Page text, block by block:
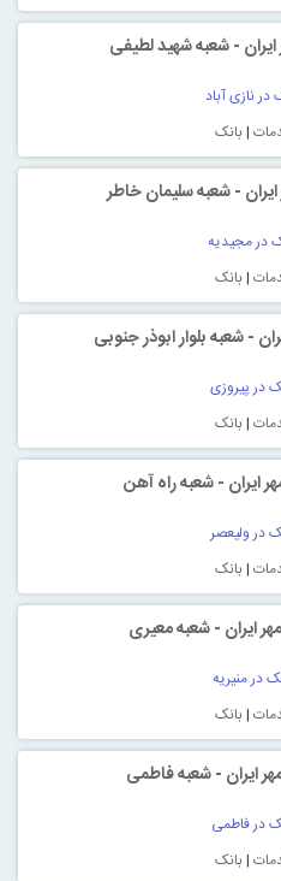
- شعبه شهید لطیفی
در نازی آباد
|بانک
- شعبه سلیمان خاطر
در مجیدیه
|بانک
- شعبه بلوار ابوذر جنوبی
در پیروزی
|بانک
ایران - شعبه راه آهن
در ولیعصر
|بانک
ایران - شعبه معیری
در منیریه
|بانک
ایران - شعبه فاطمی
در فاطمی
|بانک